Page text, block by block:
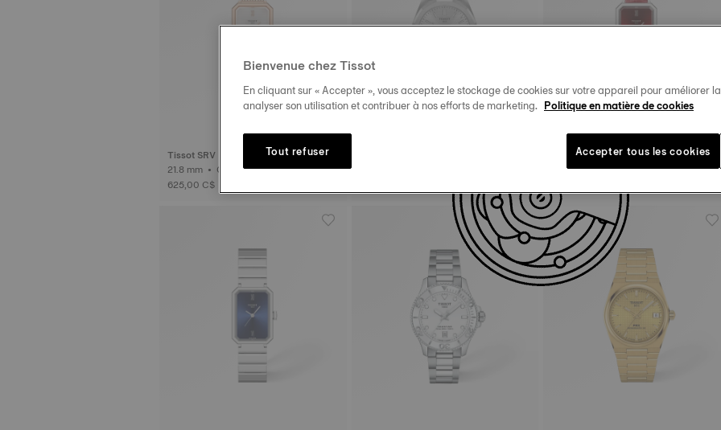
Tissot SRV
21.8 mm • Quartz
625,00 C$
Tissot SRV
21.8 mm • Quartz
Bienvenue chez Tissot
En cliquant sur « Accepter », vous acceptez le stockage de cookies sur votre appareil pour améliorer
analyser son utilisation et contribuer à nos efforts de marketing. Politique en matière de cookies
Tout refuser Accepter tous les cookies